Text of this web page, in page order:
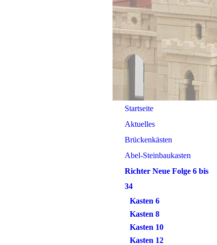
Startseite
Aktuelles
Brückenkästen
Abel-Steinbaukasten
Richter Neue Folge 6 bis
34
Kasten 6
Kasten 8
Kasten 10
Kasten 12